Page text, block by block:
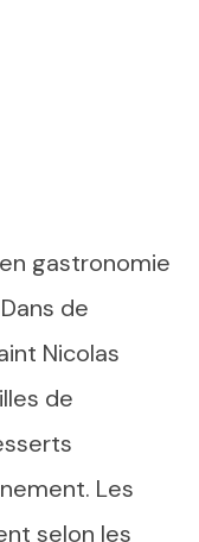
gastronomie
de
Nicolas
de
Les
selon les